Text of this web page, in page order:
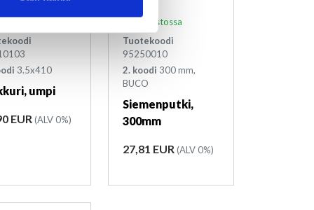
3.5x410
umpi
EUR (ALV 0%)
Varastossa
Tuotekoodi
95250010
2. koodi 300 mm,
BUCO
Siemenputki,
300mm
Hinta
27,81 EUR (ALV 0%)